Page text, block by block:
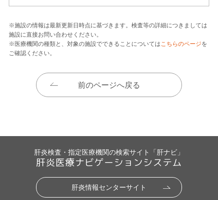
※施設の情報は最新更新日時点に基づきます。検査等の詳細につきましては
施設に直接お問い合わせください。
※医療機関の種類と、対象の施設でできることについてはこちらのページを
ご確認ください。
前のページへ戻る
肝炎検査・指定医療機関の検索サイト「肝ナビ」
肝炎医療ナビゲーションシステム
肝炎情報センターサイト